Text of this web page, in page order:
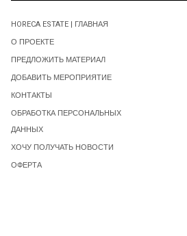
HORECA ESTATE | ГЛАВНАЯ
О ПРОЕКТЕ
ПРЕДЛОЖИТЬ МАТЕРИАЛ
ДОБАВИТЬ МЕРОПРИЯТИЕ
КОНТАКТЫ
ОБРАБОТКА ПЕРСОНАЛЬНЫХ
ДАННЫХ
ХОЧУ ПОЛУЧАТЬ НОВОСТИ
ОФЕРТА